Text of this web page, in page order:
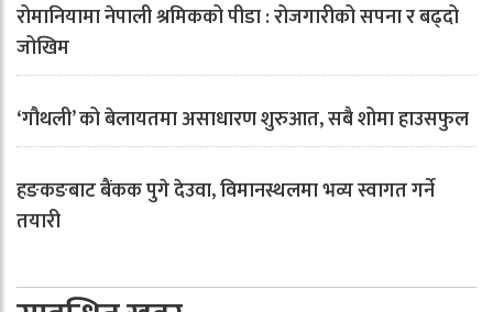
रोमानियामा नेपाली श्रमिकको पीडा : रोजगारीको सपना र बढ्दो
जोखिम
‘गौथली’ को बेलायतमा असाधारण शुरुआत, सबै शोमा हाउसफुल
हङकङबाट बैंकक पुगे देउवा, विमानस्थलमा भव्य स्वागत गर्ने
तयारी